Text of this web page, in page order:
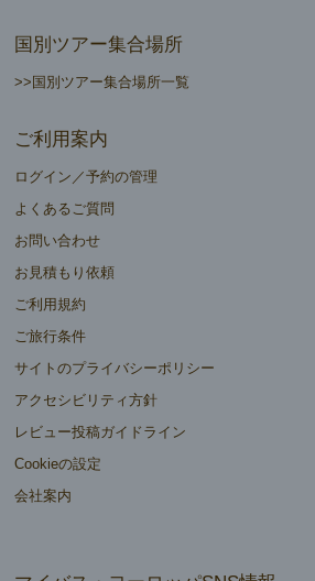
国別ツアー集合場所
>>国別ツアー集合場所一覧
ご利用案内
ログイン／予約の管理
よくあるご質問
お問い合わせ
お見積もり依頼
ご利用規約
ご旅行条件
サイトのプライバシーポリシー
アクセシビリティ方針
レビュー投稿ガイドライン
Cookieの設定
会社案内